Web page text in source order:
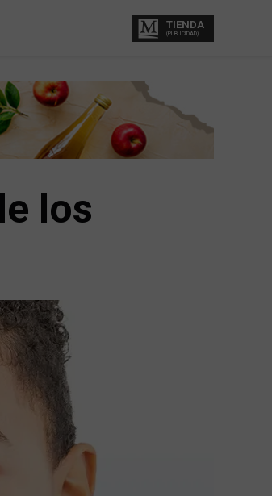
TIENDA
(PUBLICIDAD)
los